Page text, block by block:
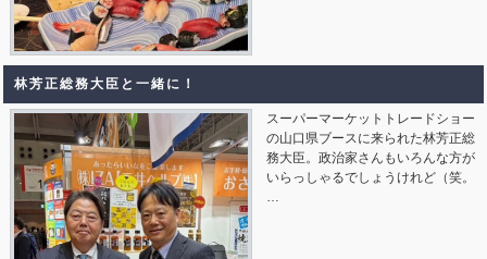
林芳正総務大臣と一緒に！
スーパーマーケットトレードショー
の山口県ブースに来られた林芳正総
務大臣。政治家さんもいろんな方が
いらっしゃるでしょうけれど（笑。
…